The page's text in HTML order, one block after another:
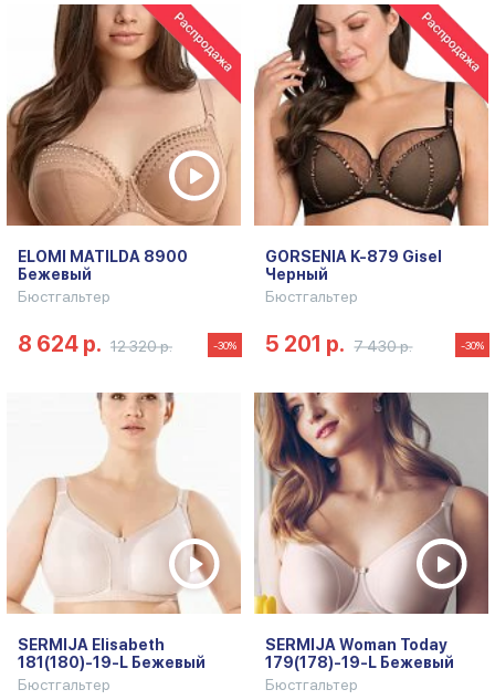
ELOMI MATILDA 8900
Бежевый
Бюстгальтер
8 624 р. 12 320 р. -30%
GORSENIA K-879 Gisel
Черный
Бюстгальтер
5 201 р. 7 430 р. -30%
SERMIJA Elisabeth
181(180)-19-L Бежевый
Бюстгальтер
SERMIJA Woman Today
179(178)-19-L Бежевый
Бюстгальтер